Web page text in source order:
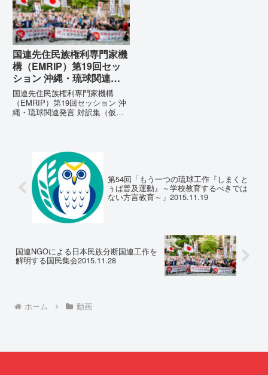
国連先住民族権利専門家機
構（EMRIP）第19回セッ
ション 沖縄・琉球関連発
言 対訳集（仮訳）
国連先住民族権利専門家機構
（EMRIP）第19回セッション 沖
縄・琉球関連発言 対訳集（仮
定、PFAS（有機フッ素化合物）
問題、米軍基地、伝統文化（...
第54回「もう一つの琉球工作『しまくと
ぅば普及運動』～学校教育するべきでは
ない方言教育～」2015.11.19
国連NGOによる日本民族分断国連工作を
解明する国民集会2015.11.28
ホーム 動画